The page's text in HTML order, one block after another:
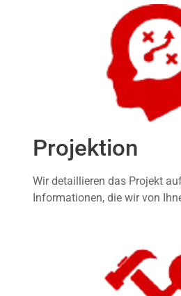
Projektion
Wir detaillieren das Projekt
Informationen, die wir von